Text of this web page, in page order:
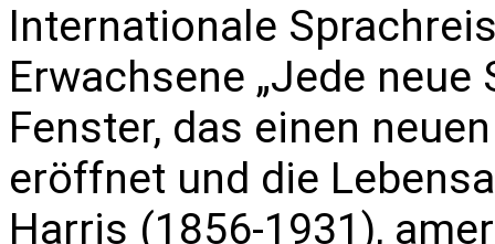
Internationale
Erwachsene „Jede
Fenster, das einen
eröffnet und die
Harris (1856-1931),